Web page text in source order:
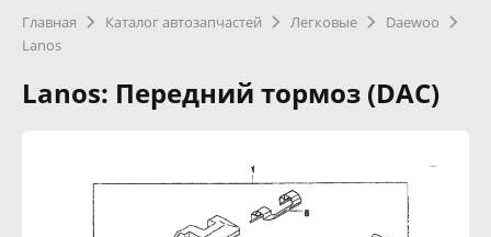
Главная Каталог автозапчастей Легковые
Daewoo
Lanos
Lanos: Передний тормоз (DAC)